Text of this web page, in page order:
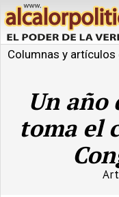
Columnas y artículos
Un año
toma el